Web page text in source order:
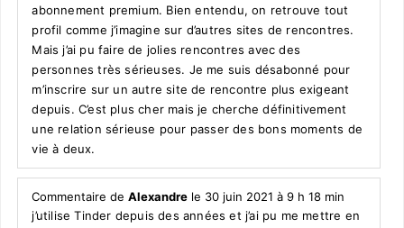
abonnement premium. Bien entendu, on retrouve tout
profil comme j’imagine sur d’autres sites de rencontres.
Mais j’ai pu faire de jolies rencontres avec des
personnes très sérieuses. Je me suis désabonné pour
m’inscrire sur un autre site de rencontre plus exigeant
depuis. C’est plus cher mais je cherche définitivement
une relation sérieuse pour passer des bons moments de
vie à deux.
Commentaire deAlexandre le 30 juin 2021 à 9 h 18 min
j’utilise Tinder depuis des années et j’ai pu me mettre en